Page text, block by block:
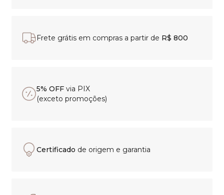
Frete grátis em compras a partir de R$ 800
5% OFF via PIX
(exceto promoções)
Certificado de origem e garantia